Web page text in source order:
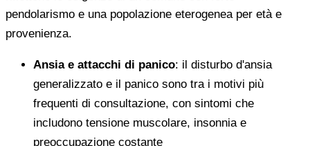
pendolarismo e una popolazione eterogenea per età e
provenienza.
Ansia e attacchi di panico: il disturbo d'ansia
generalizzato e il panico sono tra i motivi più
frequenti di consultazione, con sintomi che
includono tensione muscolare, insonnia e
preoccupazione costante